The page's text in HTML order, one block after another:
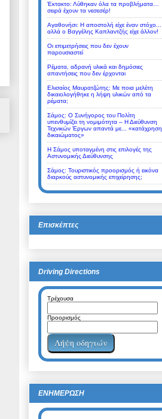
Έκτακτο: Λύθηκαν όλα τα προβλήματα…
σειρά έχουν τα νεσεσέρ!
Αγαθονήσι: Η αποστολή είχε έναν στόχο...
αλλά ο Βαγγέλης Καπλαντζής είχε άλλον!
Οι επιμετρήσεις που δεν έχουν
παρουσιαστεί
Ρέματα, αδρανή υλικά και δημόσιες
απαντήσεις που δεν έρχονται
Ελισαίος Μαυρατζώτης: Με ποια μελέτη
δικαιολογήθηκε η λήψη υλικών από τα
ρέματα;
Σάμος: Ο Συνήγορος του Πολίτη
υπενθυμίζει τη νομιμότητα – Η Διεύθυνση
Τεχνικών Έργων απαντά με... «κατάχρηση
δικαιώματος»
Η Σάμος υποταγμένη στις επιλογές της
Αστυνομικής Διεύθυνσης
Σάμος: Τουριστικός προορισμός ή εικόνα
διαρκούς αστυνομικής επιχείρησης;
Επισκέπτες
Driving Directions
Τρέχουσα
Προορισμός
ΕΝΗΜΕΡΩΣΗ
Εφημερεύοντα Φαρμακεία
SAMOS 102 FM